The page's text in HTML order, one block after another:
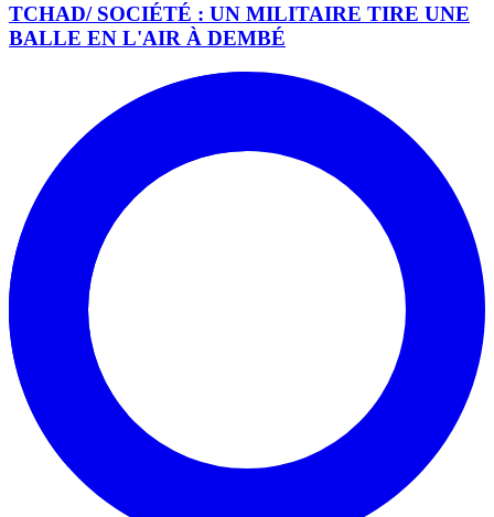
TCHAD/ SOCIÉTÉ : UN MILITAIRE TIRE UNE
BALLE EN L'AIR À DEMBÉ